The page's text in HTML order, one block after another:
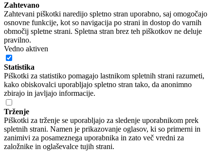
Zahtevano
Zahtevani piškotki naredijo spletno stran uporabno, saj omogočajo
osnovne funkcije, kot so navigacija po strani in dostop do varnih
območij spletne strani. Spletna stran brez teh piškotkov ne deluje
pravilno.
Vedno aktiven
Statistika
Piškotki za statistiko pomagajo lastnikom spletnih strani razumeti,
kako obiskovalci uporabljajo spletno stran tako, da anonimno
zbirajo in javljajo informacije.
Trženje
Piškotki za trženje se uporabljajo za sledenje uporabnikom prek
spletnih strani. Namen je prikazovanje oglasov, ki so primerni in
zanimivi za posameznega uporabnika in zato več vredni za
založnike in oglaševalce tujih strani.